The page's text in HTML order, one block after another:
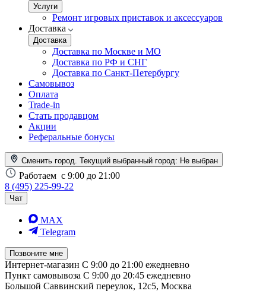
Услуги
Ремонт игровых приставок и аксессуаров
Доставка
Доставка
Доставка по Москве и МО
Доставка по РФ и СНГ
Доставка по Санкт-Петербургу
Самовывоз
Оплата
Trade-in
Стать продавцом
Акции
Реферальные бонусы
Сменить город. Текущий выбранный город: Не выбран
Работаем с 9:00 до 21:00
8 (495) 225-99-22
Чат
MAX
Telegram
Позвоните мне
Интернет-магазин С 9:00 до 21:00 ежедневно
Пункт самовывоза С 9:00 до 20:45 ежедневно
Большой Саввинский переулок, 12с5, Москва